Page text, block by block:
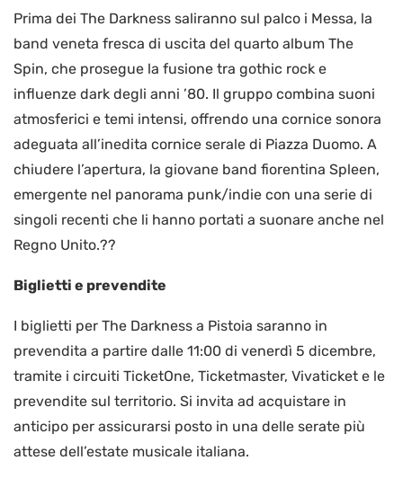
Prima dei The Darkness saliranno sul palco i Messa, la
band veneta fresca di uscita del quarto album The
Spin, che prosegue la fusione tra gothic rock e
influenze dark degli anni ’80. Il gruppo combina suoni
atmosferici e temi intensi, offrendo una cornice sonora
adeguata all’inedita cornice serale di Piazza Duomo. A
chiudere l’apertura, la giovane band fiorentina Spleen,
emergente nel panorama punk/indie con una serie di
singoli recenti che li hanno portati a suonare anche nel
Regno Unito.??
Biglietti e prevendite
I biglietti per The Darkness a Pistoia saranno in
prevendita a partire dalle 11:00 di venerdì 5 dicembre,
tramite i circuiti TicketOne, Ticketmaster, Vivaticket e le
prevendite sul territorio. Si invita ad acquistare in
anticipo per assicurarsi posto in una delle serate più
attese dell’estate musicale italiana.